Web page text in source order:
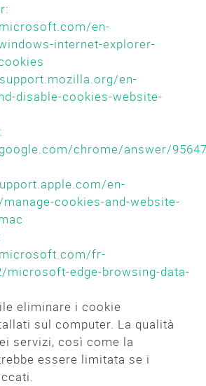
en-
internet-explorer-
en-
disable-cookies-website-
chrome/answer/
en-
cookies-and-website-
fr-
microsoft-edge-browsing-data-
eliminare i cookie
sul computer. La qualità
servizi, così come la
essere limitata se i